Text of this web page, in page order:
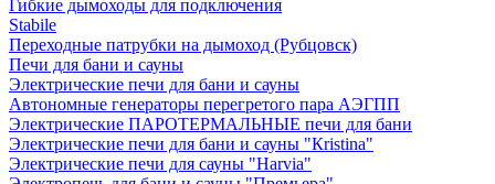
Гибкие дымоходы для подключения
Stabile
Переходные патрубки на дымоход (Рубцовск)
Печи для бани и сауны
Электрические печи для бани и сауны
Автономные генераторы перегретого пара АЭГПП
Электрические ПАРОТЕРМАЛЬНЫЕ печи для бани
Электрические печи для бани и сауны "Кristina"
Электрические печи для сауны "Harvia"